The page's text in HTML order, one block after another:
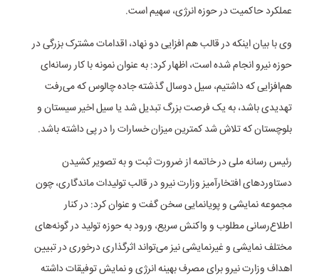
عملکرد حاکمیت در حوزه انرژی، سهیم است.
وی با بیان اینکه در قالب هم افزایی دو نهاد، اقدامات مشترک بزرگی در
حوزه نیرو انجام شده است، اظهار کرد: به عنوان نمونه با کار رسانه‌ای
هم‌افزایی که داشتیم، سیل دوسال گذشته جاده چالوس که می‌رفت
تهدیدی باشد، به یک فرصت بزرگ تبدیل شد یا سیل اخیر سیستان و
بلوچستان که تلاش شد کمترین میزان خسارات را در پی داشته باشد.
رئیس رسانه ملی در خاتمه از ضرورت ثبت و به تصویر کشیدن
دستاورد‌های افتخارآمیز وزارت نیرو در قالب تولیدات ماندگاری، چون
مجموعه نمایشی و پویانمایی سخن گفت و عنوان کرد: در کنار
اطلاع‌رسانی مطلوب و واکنش سریع، ورود به حوزه تولید در گونه‌های
مختلف نمایشی و غیرنمایشی نیز می‌تواند اثرگذاری درخوری در تبیین
اهداف وزارت نیرو برای مصرف بهینه انرژی و نمایش توفیقات داشته